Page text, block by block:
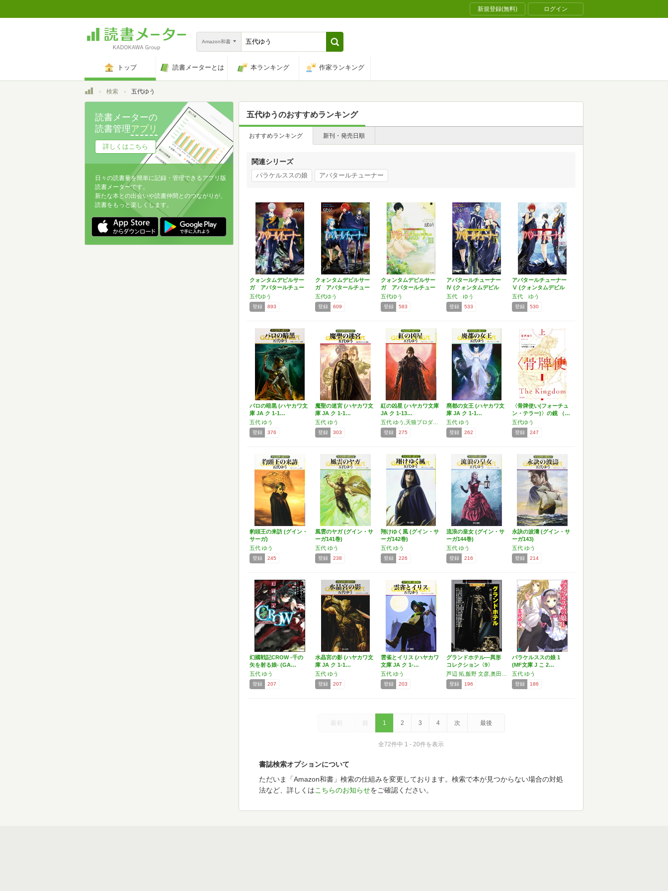
新規登録(無料) ログイン
Amazon和書
トップ 読書メーターとは 本ランキング 作家ランキング
トップ検索 五代ゆう
五代ゆうのおすすめランキング
おすすめランキング 新刊・発売日順
関連シリーズ
パラケルススの娘 アバタールチューナー
クォンタムデビルサー
ガ アバタールチュー
ナー…
五代ゆう
登録 893
クォンタムデビルサー
ガ アバタールチュー
ナー…
五代ゆう
登録 609
クォンタムデビルサー
ガ アバタールチュー
ナー…
五代ゆう
登録 583
アバタールチューナー
Ⅳ (クォンタムデビル
サ…
五代 ゆう
登録 533
アバタールチューナー
Ⅴ (クォンタムデビル
サ…
五代 ゆう
登録 530
パロの暗黒 (ハヤカワ文
庫 JA ク 1-1…
五代 ゆう
登録 376
魔聖の迷宮 (ハヤカワ文
庫 JA ク 1-1…
五代 ゆう
登録 303
紅の凶星 (ハヤカワ文庫
JA ク 1-13…
登録 275
廃都の女王 (ハヤカワ文
庫 JA ク 1-1…
五代 ゆう
登録 262
〈骨牌使い(フォーチュ
ン・テラー)〉の鏡 （…
五代ゆう
登録 247
豹頭王の来訪 (グイン・
サーガ)
五代 ゆう
登録 245
風雲のヤガ (グイン・サ
ーガ141巻)
五代 ゆう
登録 238
翔けゆく風 (グイン・サ
ーガ142巻)
五代 ゆう
登録 226
流浪の皇女 (グイン・サ
ーガ144巻)
五代 ゆう
登録 216
永訣の波濤 (グイン・サ
ーガ143)
五代 ゆう
登録 214
幻國戦記CROW -千の
矢を射る娘- (GA…
五代 ゆう
登録 207
水晶宮の影 (ハヤカワ文
庫 JA ク 1-1…
五代 ゆう
登録 207
雲雀とイリス (ハヤカワ
文庫 JA ク 1-…
五代 ゆう
登録 203
グランドホテル―異形
コレクション〈9〉
(広…
登録 196
パラケルススの娘 1
(MF文庫 J こ 2…
五代 ゆう
登録 186
最初 前 1 2 3 4 次 最後
全72件中 1 - 20件を表示
書誌検索オプションについて
ただいま「Amazon和書」検索の仕組みを変更しております。検索で本が見つからない場合の対処
法など、詳しくはこちらのお知らせをご確認ください。
読書メーターの
読書管理アプリ
詳しくはこちら
日々の読書量を簡単に記録・管理できるアプリ版
読書メーターです。
新たな本との出会いや読書仲間とのつながりが、
読書をもっと楽しくします。